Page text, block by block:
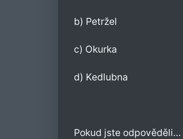
b) Petržel
c) Okurka
d) Kedlubna
Pokud jste odpověděli…